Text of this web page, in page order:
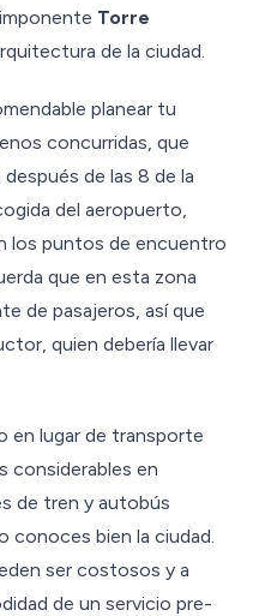
Torre
de la ciudad.
planear tu
concurridas, que
de las 8 de la
del aeropuerto,
los puntos de encuentro
que en esta zona
de pasajeros, así que
quien debería llevar
en lugar de transporte
considerables en
de tren y autobús
conoces bien la ciudad.
ser costosos y a
de un servicio pre-